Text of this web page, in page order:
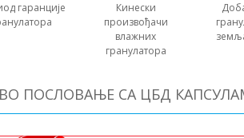
гаранције
Кинески
произвођачи
влажних
гранулатора
ПОСЛОВАЊЕ СА ЦБД